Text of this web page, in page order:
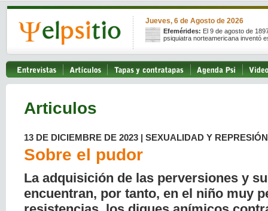
Jueves, 6 de Agosto de 2026
Efemérides: El 9 de agosto de
psiquiatra norteamericana inventó
Articulos
13 DE DICIEMBRE DE 2023 | SEXUALIDAD Y REPRESIÓN
Sobre el pudor
La adquisición de las perversiones y
encuentran, por tanto, en el niño muy